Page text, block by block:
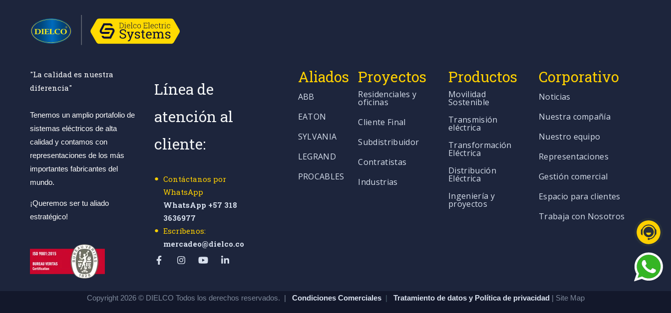
"La calidad es nuestra
diferencia"
Tenemos un amplio portafolio de
sistemas eléctricos de alta
calidad y contamos con
representaciones de los más
importantes fabricantes del
mundo.
¡Queremos ser tu aliado
estratégico!
Línea de
atención al
cliente:
Contáctanos por
WhatsApp
WhatsApp +57 318
3636977
Escríbenos:
mercadeo@dielco.co
Aliados
ABB
EATON
SYLVANIA
LEGRAND
PROCABLES
Proyectos
Residenciales y
oficinas
Cliente Final
Subdistribuidor
Contratistas
Industrias
Productos
Movilidad
Sostenible
Transmisión
eléctrica
Transformación
Eléctrica
Distribución
Eléctrica
Ingeniería y
proyectos
Corporativo
Noticias
Nuestra compañía
Nuestro equipo
Representaciones
Gestión comercial
Espacio para clientes
Trabaja con Nosotros
Copyright 2026 © DIELCO Todos los derechos reservados. | Condiciones Comerciales| Tratamiento de datos y Política de privacidad | Site Map